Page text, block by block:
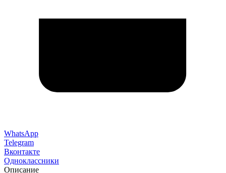
WhatsApp
Telegram
Вконтакте
Одноклассники
Описание